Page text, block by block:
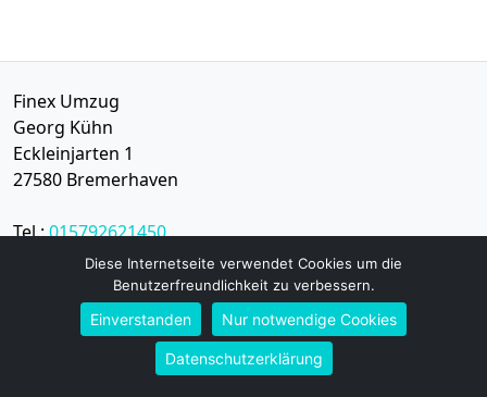
Finex Umzug
Georg Kühn
Eckleinjarten 1
27580 Bremer­haven
Tel.:015792621450
info@finex-umzug.de
Öffnungszeiten:Mo - Sa: 10:00 - 19:00 Uhr
Diese Internetseite verwendet Cookies um die
Benutzerfreundlichkeit zu verbessern.
Einverstanden Nur notwendige Cookies
Datenschutzerklärung